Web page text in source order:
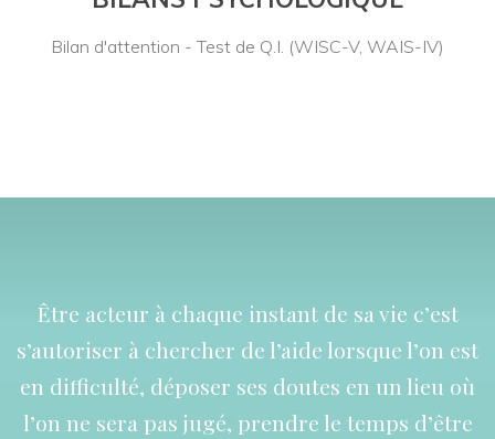
Bilan d'attention - Test de Q.I. (WISC-V, WAIS-IV)
Être acteur à chaque instant de sa vie c’est
s’autoriser à chercher de l’aide lorsque l’on est
en difficulté, déposer ses doutes en un lieu où
l’on ne sera pas jugé, prendre le temps d’être